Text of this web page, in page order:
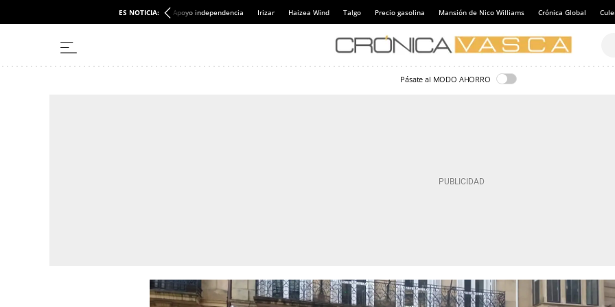
ES NOTICIA: Apoyo independencia Irizar Haizea Wind Talgo Precio gasolina Mansión de Nico Williams Crónica Global
Pásate al MODO AHORRO